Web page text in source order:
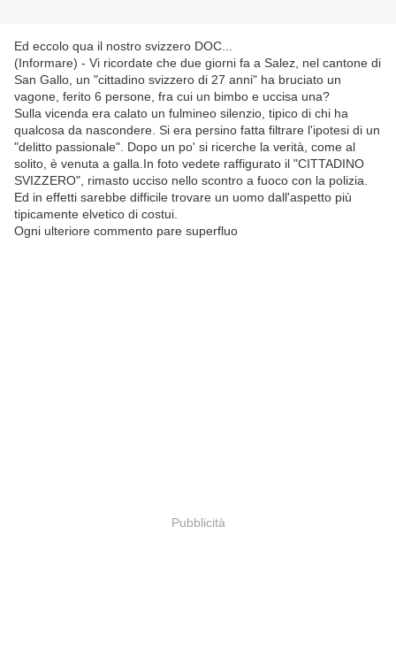
Ed eccolo qua il nostro svizzero DOC...
(Informare) - Vi ricordate che due giorni fa a Salez, nel cantone di
San Gallo, un "cittadino svizzero di 27 anni" ha bruciato un
vagone, ferito 6 persone, fra cui un bimbo e uccisa una?
Sulla vicenda era calato un fulmineo silenzio, tipico di chi ha
qualcosa da nascondere. Si era persino fatta filtrare l'ipotesi di un
"delitto passionale". Dopo un po' si ricerche la verità, come al
solito, è venuta a galla.In foto vedete raffigurato il "CITTADINO
SVIZZERO", rimasto ucciso nello scontro a fuoco con la polizia.
Ed in effetti sarebbe difficile trovare un uomo dall'aspetto più
tipicamente elvetico di costui.
Ogni ulteriore commento pare superfluo
Pubblicità